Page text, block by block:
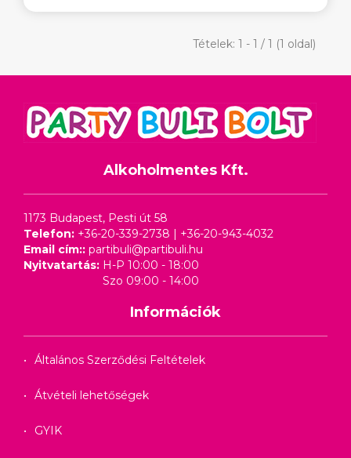
Tételek: 1 - 1 / 1 (1 oldal)
Alkoholmentes Kft.
1173 Budapest, Pesti út 58
Telefon: +36-20-339-2738 | +36-20-943-4032
Email cím:: partibuli@partibuli.hu
Nyitvatartás: H-P 10:00 - 18:00
Szo 09:00 - 14:00
Információk
Általános Szerződési Feltételek
Átvételi lehetőségek
GYIK